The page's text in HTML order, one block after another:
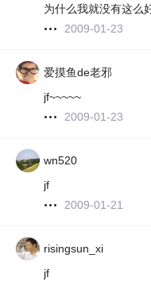
为什么我就没有这么
2009-01-23
爱摸鱼de老邪
jf~~~~~
2009-01-23
wn520
jf
2009-01-21
risingsun_xi
jf